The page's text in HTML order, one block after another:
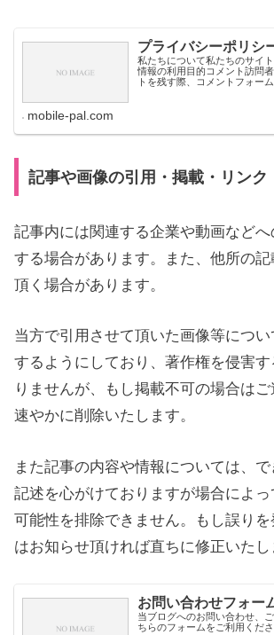
プライバシーポリシ
私たちについて私たちのサイ
情報の利用目的コメント訪問
トを残す際、コメントフォー
mobile-pal.com
記事や画像の引用・掲載・リンク
記事内には関連する企業や動画など
する場合があります。また、他所の
頂く場合があります。
当方で引用させて頂いた画像等につ
するようにしており、著作権を侵害
りませんが、もし掲載不可の場合は
速やかに削除いたします。
また記事の内容や情報については、
記述を心がけておりますが場合によ
可能性を排除できません。もし誤り
はお知らせ頂ければ直ちに修正いたし
お問い合わせフォー
当ブログへのお問い合わせ、
ちらのフォームをご利用くださ